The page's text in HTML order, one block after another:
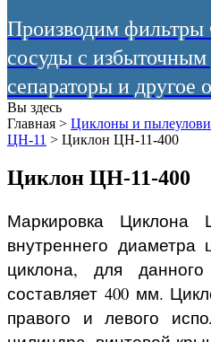
Производим
сосуды с
сепараторы и другое
Вы здесь
Главная > Циклоны и
ЦН-11 > Циклон ЦН-11-400
Циклон ЦН-11-400
Маркировка Циклона
внутреннего диаметра
циклона, для
составляет 400 мм.
правого и левого